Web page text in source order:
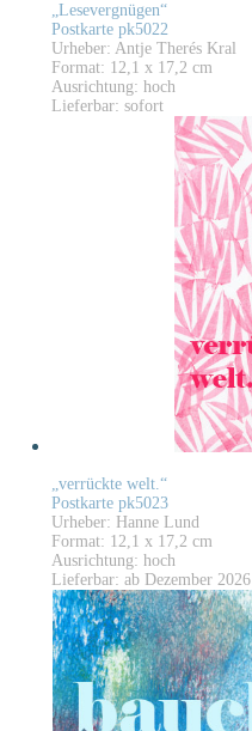
„Lesevergnügen“
Postkarte pk5022
Urheber: Antje Therés Kral
Format: 12,1 x 17,2 cm
Ausrichtung: hoch
Lieferbar: sofort
„verrückte welt.“
Postkarte pk5023
Urheber: Hanne Lund
Format: 12,1 x 17,2 cm
Ausrichtung: hoch
Lieferbar: ab Dezember 2026